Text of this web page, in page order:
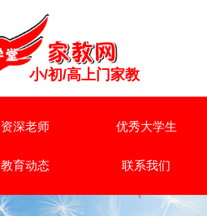
小/初/高上门家教
资深老师 优秀大学生
教育动态 联系我们